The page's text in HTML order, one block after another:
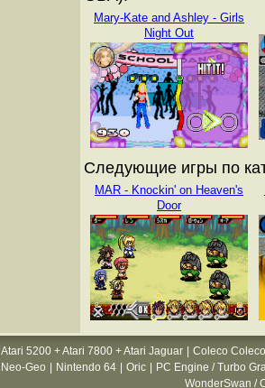
Mary-Kate and Ashley - Girls
Night Out
Следующие игры по
MAR - Knockin' on Heaven's
Door
Atari 5200 + Atari 7800 + Atari Jaguar
Coleco
Neo-Geo Nintendo 64 Oric
PC Engine / Turbo
WonderSwan /